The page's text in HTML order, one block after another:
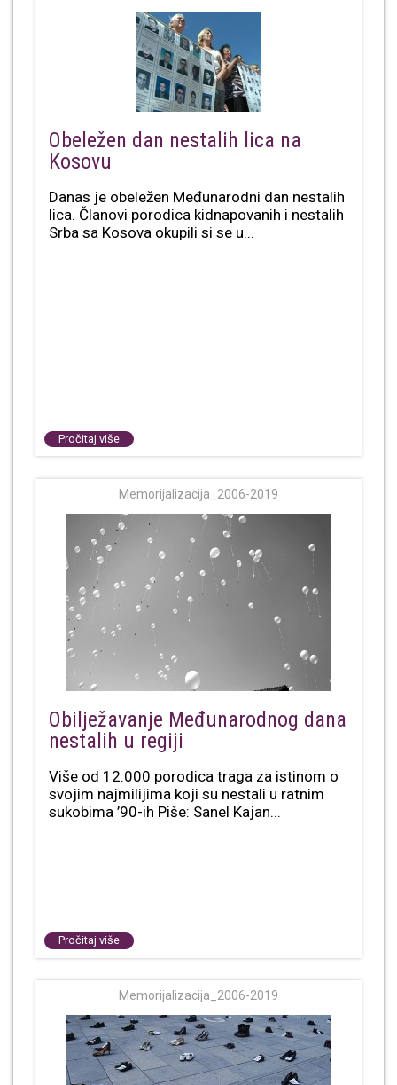
Obeležen dan nestalih lica na
Kosovu
Danas je obeležen Međunarodni dan nestalih
lica. Članovi porodica kidnapovanih i nestalih
Srba sa Kosova okupili si se u...
Pročitaj više
Memorijalizacija_2006-2019
Obilježavanje Međunarodnog dana
nestalih u regiji
Više od 12.000 porodica traga za istinom o
svojim najmilijima koji su nestali u ratnim
sukobima ’90-ih Piše: Sanel Kajan...
Pročitaj više
Memorijalizacija_2006-2019